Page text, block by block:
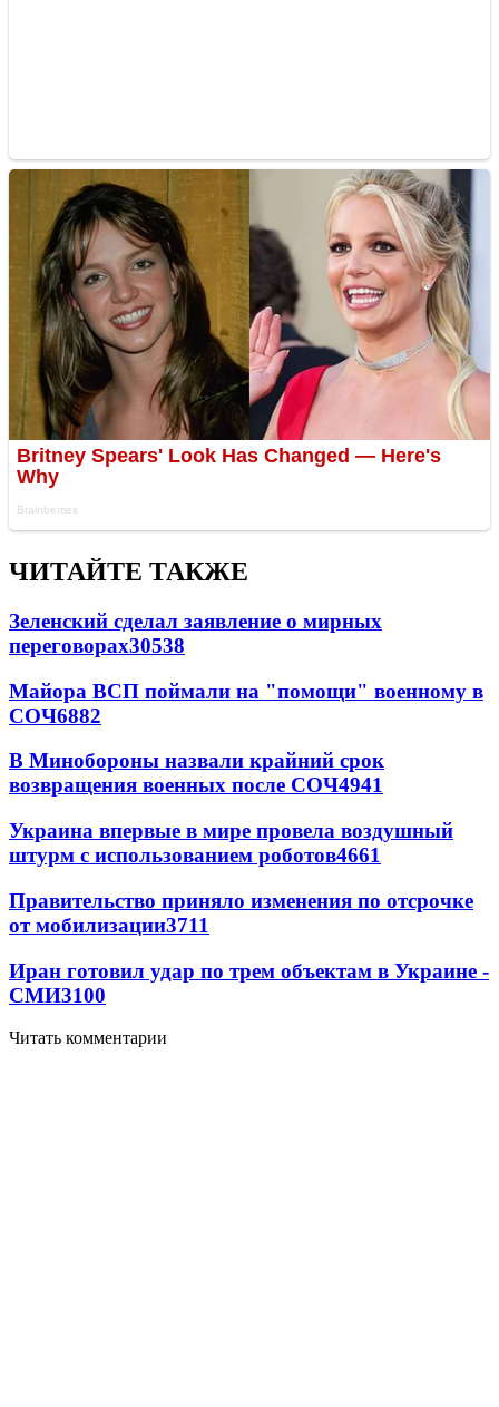
ЧИТАЙТЕ ТАКЖЕ
Зеленский сделал заявление о мирных
переговорах30538
Майора ВСП поймали на "помощи" военному в
СОЧ6882
В Минобороны назвали крайний срок
возвращения военных после СОЧ4941
Украина впервые в мире провела воздушный
штурм с использованием роботов4661
Правительство приняло изменения по отсрочке
от мобилизации3711
Иран готовил удар по трем объектам в Украине -
СМИ3100
Читать комментарии